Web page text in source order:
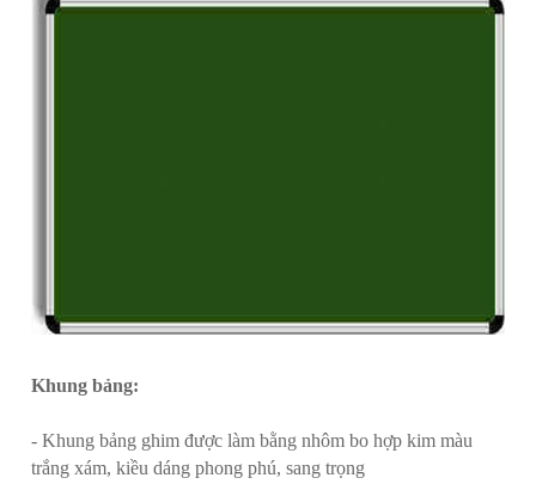
Khung bảng:
- Khung bảng ghim được làm bằng nhôm bo hợp kim màu
trắng xám, kiều dáng phong phú, sang trọng